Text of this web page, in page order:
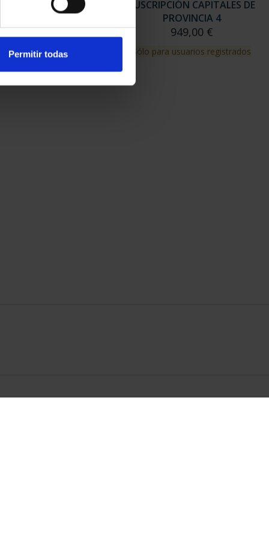
Permitir todas
CAPITALES DE
PROVINCIA 3
949,00 €
usuarios registrados
SUSCRIPCIÓN CAPITALES DE
PROVINCIA 4
949,00 €
Sólo para usuarios registrados